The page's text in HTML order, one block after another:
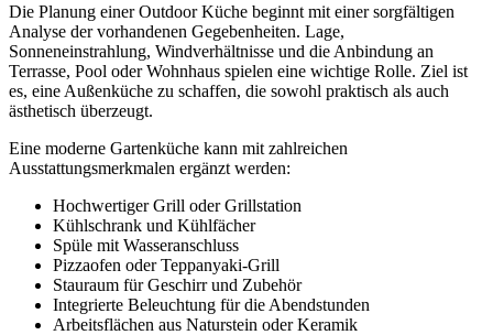
Die Planung einer Outdoor Küche beginnt mit einer sorgfältigen
Analyse der vorhandenen Gegebenheiten. Lage,
Sonneneinstrahlung, Windverhältnisse und die Anbindung an
Terrasse, Pool oder Wohnhaus spielen eine wichtige Rolle. Ziel ist
es, eine Außenküche zu schaffen, die sowohl praktisch als auch
ästhetisch überzeugt.
Eine moderne Gartenküche kann mit zahlreichen
Ausstattungsmerkmalen ergänzt werden:
Hochwertiger Grill oder Grillstation
Kühlschrank und Kühlfächer
Spüle mit Wasseranschluss
Pizzaofen oder Teppanyaki-Grill
Stauraum für Geschirr und Zubehör
Integrierte Beleuchtung für die Abendstunden
Arbeitsflächen aus Naturstein oder Keramik